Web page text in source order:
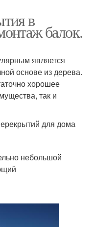
в
балок.
является
основе из дерева.
хорошее
так и
для дома
небольшой